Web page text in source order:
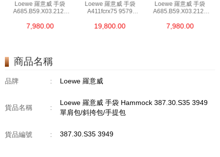
Loewe 羅意威 手袋
A685.B59.X03.2123
7,980.00
Loewe 羅意威 手袋
A411fcrx75 9579
19,800.00
Loewe 羅意威 手袋
A685.B59.X03.2123
7,980.00
商品名稱
品牌 : Loewe 羅意威
貨品名稱 :
Loewe 羅意威 手袋 Hammock 387.30.S35 3949
單肩包/斜挎包/手提包
貨品編號 : 387.30.S35 3949